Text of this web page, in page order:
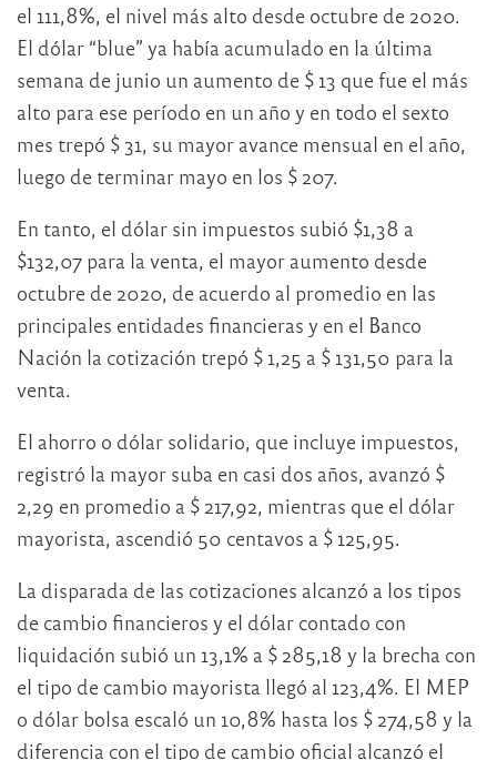
el 111,8%, el nivel más alto desde octubre de 2020.
El dólar “blue” ya había acumulado en la última
semana de junio un aumento de $ 13 que fue el más
alto para ese período en un año y en todo el sexto
mes trepó $ 31, su mayor avance mensual en el año,
luego de terminar mayo en los $ 207.
En tanto, el dólar sin impuestos subió $1,38 a
$132,07 para la venta, el mayor aumento desde
octubre de 2020, de acuerdo al promedio en las
principales entidades financieras y en el Banco
Nación la cotización trepó $ 1,25 a $ 131,50 para la
venta.
El ahorro o dólar solidario, que incluye impuestos,
registró la mayor suba en casi dos años, avanzó $
2,29 en promedio a $ 217,92, mientras que el dólar
mayorista, ascendió 50 centavos a $ 125,95.
La disparada de las cotizaciones alcanzó a los tipos
de cambio financieros y el dólar contado con
liquidación subió un 13,1% a $ 285,18 y la brecha con
el tipo de cambio mayorista llegó al 123,4%. El MEP
o dólar bolsa escaló un 10,8% hasta los $ 274,58 y la
diferencia con el tipo de cambio oficial alcanzó el